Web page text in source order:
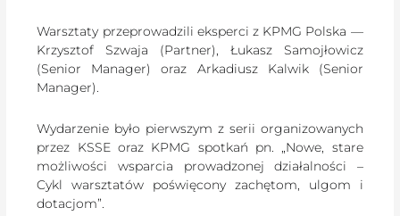
Warsztaty przeprowadzili eksperci z KPMG Polska —
Krzysztof Szwaja (Partner), Łukasz Samojłowicz
(Senior Manager) oraz Arkadiusz Kalwik (Senior
Manager).
Wydarzenie było pierwszym z serii organizowanych
przez KSSE oraz KPMG spotkań pn. „Nowe, stare
możliwości wsparcia prowadzonej działalności –
Cykl warsztatów poświęcony zachętom, ulgom i
dotacjom”.